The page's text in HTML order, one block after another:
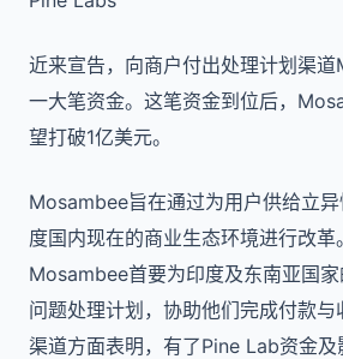
近来宣告，向商户付出处理计划渠
一大笔资金。这笔资金到位后，
望打破1亿美元。
Mosambee旨在通过为用户供给立
度国内现在的商业生态环境进行改革
Mosambee首要为印度及东南亚国
问题处理计划，协助他们完成付款与
渠道方面表明，有了Pine Lab资金及